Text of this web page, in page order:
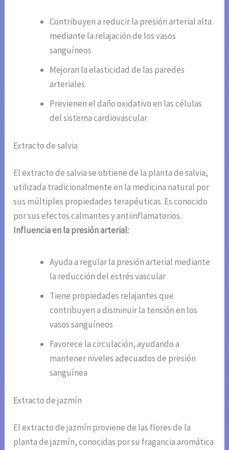
Contribuyen a reducir la presión arterial alta
mediante la relajación de los vasos
sanguíneos
Mejoran la elasticidad de las paredes
arteriales
Previenen el daño oxidativo en las células
del sistema cardiovascular
Extracto de salvia
El extracto de salvia se obtiene de la planta de salvia,
utilizada tradicionalmente en la medicina natural por
sus múltiples propiedades terapéuticas. Es conocido
por sus efectos calmantes y antiinflamatorios.
Influencia en la presión arterial:
Ayuda a regular la presión arterial mediante
la reducción del estrés vascular
Tiene propiedades relajantes que
contribuyen a disminuir la tensión en los
vasos sanguíneos
Favorece la circulación, ayudando a
mantener niveles adecuados de presión
sanguínea
Extracto de jazmín
El extracto de jazmín proviene de las flores de la
planta de jazmín, conocidas por su fragancia aromática